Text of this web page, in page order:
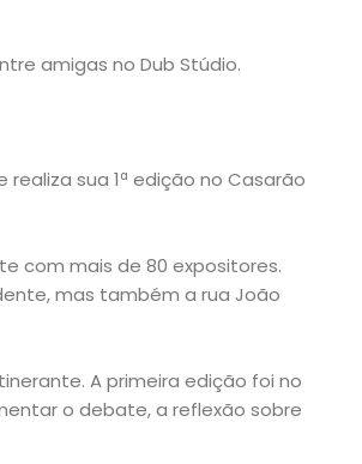
amigas no Dub Stúdio.
sua 1ª edição no Casarão
com mais de 80 expositores.
mas também a rua João
A primeira edição foi no
o debate, a reflexão sobre